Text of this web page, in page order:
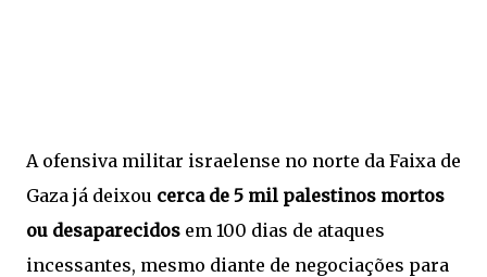
A ofensiva militar israelense no norte da Faixa de
Gaza já deixou cerca de 5 mil palestinos mortos
ou desaparecidos em 100 dias de ataques
incessantes, mesmo diante de negociações para